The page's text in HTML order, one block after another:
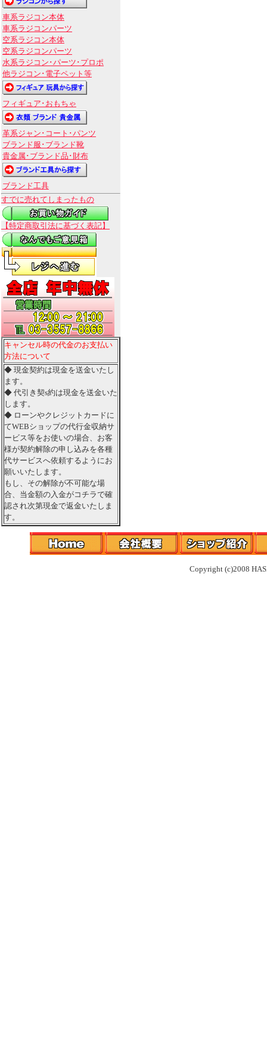
車系ラジコン本体
車系ラジコンパーツ
空系ラジコン本体
空系ラジコンパーツ
水系ラジコン･パーツ･プロポ
他ラジコン･電子ペット等
フィギュア･おもちゃ
革系ジャン･コート･パンツ
ブランド服･ブランド靴
貴金属･ブランド品･財布
ブランド工具
すでに売れてしまったもの
【特定商取引法に基づく表記】
キャンセル時の代金のお支払い
方法について
◆ 現金契約は現金を送金いたし
ます。
◆ 代引き契s約は現金を送金いた
します。
◆ ローンやクレジットカードに
てWEBショップの代行金収納サ
ービス等をお使いの場合、お客
様が契約解除の申し込みを各種
代サービスへ依頼するようにお
願いいたします。
もし、その解除が不可能な場
合、当金額の入金がコチラで確
認され次第現金で返金いたしま
す。
Copyright (c)2008